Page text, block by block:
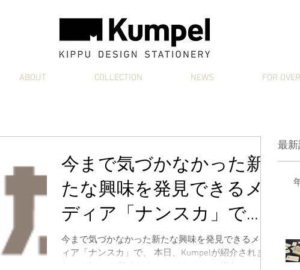
ABOUT COLLECTION NEWS FOR
今まで気づかなかった新
たな興味を発見できるメ
ディア「ナンスカ」で、
Kumpelが紹介されました
今まで気づかなかった新たな興味を発見できるメデ
ィア「ナンスカ」で、 本日、Kumpelが紹介されまし
た。 ぜひ、ご覧ください。 ナンスカの紹介ページへ
最